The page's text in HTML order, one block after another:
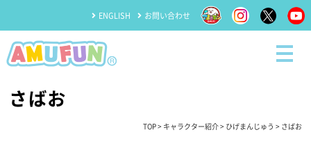
ENGLISH お問い合わせ
さばお
TOP> キャラクター紹介> ひげまんじゅう > さばお